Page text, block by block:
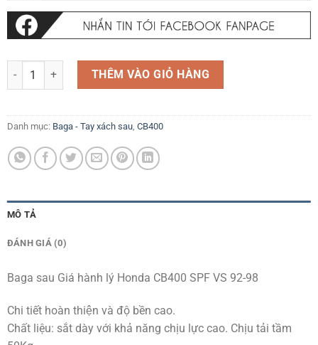
Baga sau Giá hành lý Honda CB400 SPF VS 92-98 số lượng
THÊM VÀO GIỎ HÀNG
Danh mục: Baga - Tay xách sau, CB400
MÔ TẢ
ĐÁNH GIÁ (0)
Baga sau Giá hành lý Honda CB400 SPF VS 92-98
Chi tiết hoàn thiện và độ bền cao.
Chất liệu: sắt dày với khả năng chịu lực cao. Chịu tải tầm